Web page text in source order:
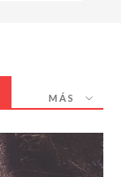
MÁS